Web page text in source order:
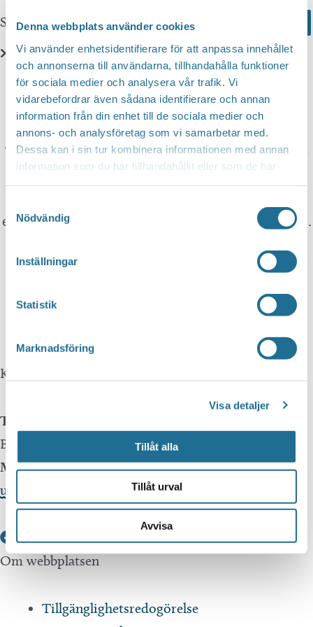
Denna webbplats använder cookies
Vi använder enhetsidentifierare för att anpassa innehållet
och annonserna till användarna, tillhandahålla funktioner
för sociala medier och analysera vår trafik. Vi
vidarebefordrar även sådana identifierare och annan
information från din enhet till de sociala medier och
annons- och analysföretag som vi samarbetar med.
Dessa kan i sin tur kombinera informationen med annan
information som du har tillhandahållit eller som de har
Nödvändig
Inställningar
Statistik
Marknadsföring
Visa detaljer
Tillåt alla
Tillåt urval
Avvisa
Sök här...
Translate
You can translate this website with Google
Translate. It is important to remember that the
translation is being done by a machine and not
expect the translation to be 100 percent correct.
Tillväxt Motala is not responsible for any
mistakes in translations performed by Google
Kontakta oss
Telefon
Besöksservice 0141 - 10 1 2 05
Mail
upplev@motala.se
Om webbplatsen
Tillgänglighetsredogörelse